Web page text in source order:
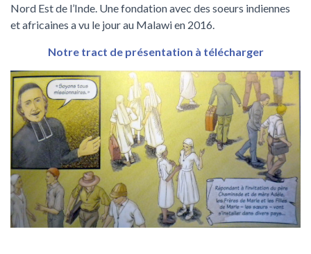
Nord Est de l’Inde. Une fondation avec des soeurs indiennes
et africaines a vu le jour au Malawi en 2016.
Notre tract de présentation à télécharger